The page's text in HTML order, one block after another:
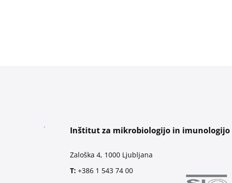
Inštitut za mikrobiologijo in imunologijo
Zaloška 4, 1000 Ljubljana
T: +386 1 543 74 00